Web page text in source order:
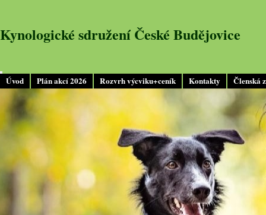
Úvod Plán akcí 2026 Rozvrh výcviku+ceník Kontakty Členská
Kynologické sdružení České Budějovice